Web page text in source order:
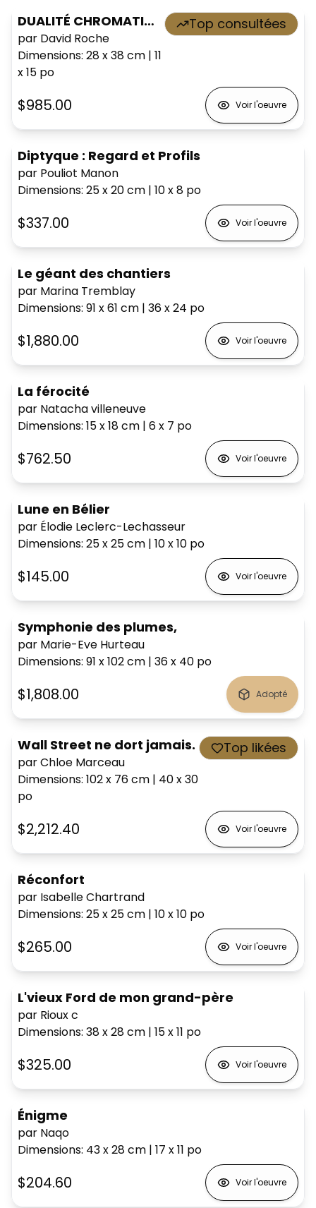
DUALITÉ CHROMATIQUE
par David Roche
Dimensions: 28 x 38cm | 11
x 15 po
Top consultées
$985.00 Voir l'oeuvre
Diptyque : Regard et Profils
par Pouliot Manon
Dimensions: 25 x 20cm | 10 x 8 po
$337.00 Voir l'oeuvre
Le géant des chantiers
par Marina Tremblay
Dimensions: 91 x 61 cm | 36 x 24 po
$1,880.00 Voir l'oeuvre
La férocité
par Natacha villeneuve
Dimensions: 15 x 18cm | 6 x 7 po
$762.50 Voir l'oeuvre
Lune en Bélier
par Élodie Leclerc-Lechasseur
Dimensions: 25 x 25cm | 10 x 10 po
$145.00 Voir l'oeuvre
Symphonie des plumes,
par Marie-Eve Hurteau
Dimensions: 91 x 102cm | 36 x 40 po
$1,808.00 Adopté
Wall Street ne dort jamais.
par Chloe Marceau
Dimensions: 102 x 76cm | 40 x 30
po
Top likées
$2,212.40 Voir l'oeuvre
Réconfort
par Isabelle Chartrand
Dimensions: 25 x 25cm | 10 x 10 po
$265.00 Voir l'oeuvre
L'vieux Ford de mon grand-père
par Rioux c
Dimensions: 38 x 28cm | 15 x 11 po
$325.00 Voir l'oeuvre
Énigme
par Naqo
Dimensions: 43 x 28cm | 17 x 11 po
$204.60 Voir l'oeuvre